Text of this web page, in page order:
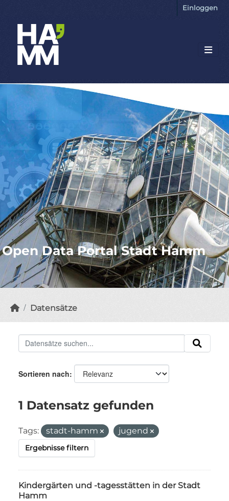
Einloggen
Open Data Portal Stadt Hamm
Datensätze
Sortieren nach
1 Datensatz gefunden
Tags: stadt-hamm jugend
Ergebnisse filtern
Kindergärten und -tagesstätten in der Stadt
Hamm